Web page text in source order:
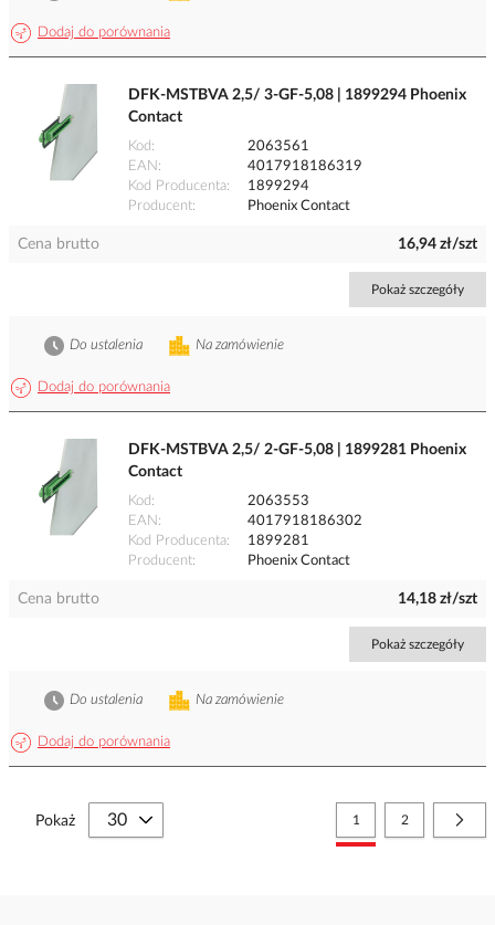
Dodaj do porównania
DFK-MSTBVA 2,5/ 3-GF-5,08 | 1899294 Phoenix
Contact
Kod
2063561
EAN
4017918186319
Kod Producenta
1899294
Producent
Phoenix Contact
Cena brutto 16,94 zł/szt
Pokaż szczegóły
Dodaj do porównania
Na zamówienie
Do ustalenia
DFK-MSTBVA 2,5/ 2-GF-5,08 | 1899281 Phoenix
Contact
Kod
2063553
EAN
4017918186302
Kod Producenta
1899281
Producent
Phoenix Contact
Cena brutto 14,18 zł/szt
Pokaż szczegóły
Dodaj do porównania
Na zamówienie
Do ustalenia
Strona
Aktualnie czytasz stronę
1 Strona
2
Pokaż